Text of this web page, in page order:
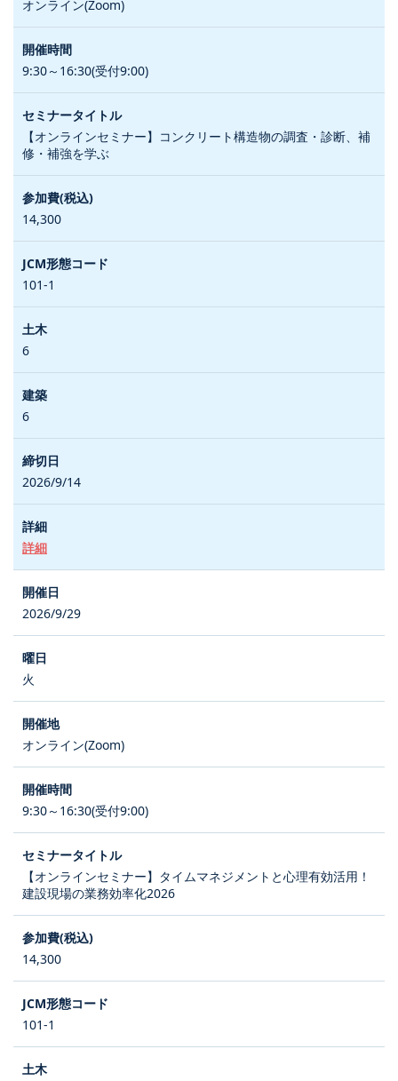
オンライン(Zoom)
9:30～16:30(受付9:00)
【オンラインセミナー】コンクリート構造物の調査・診断、補
修・補強を学ぶ
14,300
101-1
6
6
2026/9/14
詳細
2026/9/29
火
オンライン(Zoom)
9:30～16:30(受付9:00)
【オンラインセミナー】タイムマネジメントと心理有効活用！
建設現場の業務効率化2026
14,300
101-1